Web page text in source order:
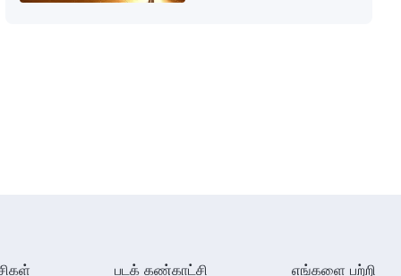
படக் கண்காட்சி எங்களை பற்றி